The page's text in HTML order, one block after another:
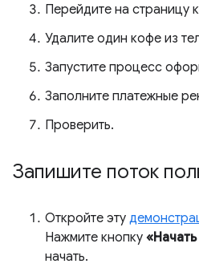
Перейдите на страницу
Удалите один кофе из
Запустите процесс
Заполните платежные
Проверить.
Запишите поток
Откройте эту
Нажмите кнопку
начать.